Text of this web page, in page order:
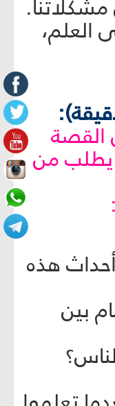
العلم،
القصة
ويطلب من
هذه
بين